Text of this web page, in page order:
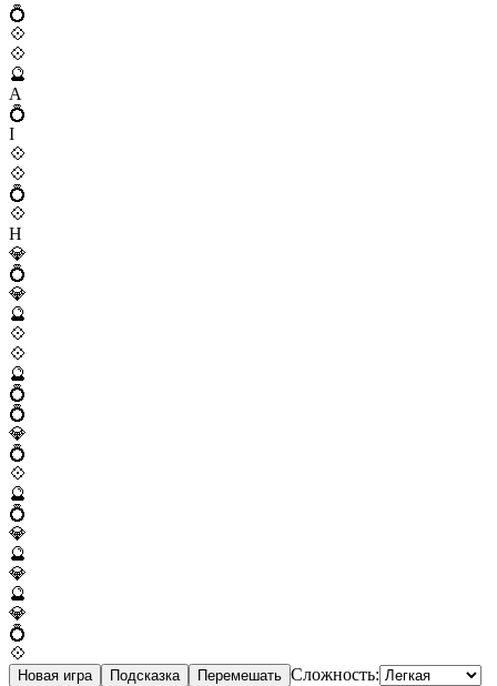
💍
💠
💠
🔮
A
💍
I
💠
💠
💍
💠
H
💎
💍
💎
🔮
💠
💠
🔮
💍
💍
💎
💍
💠
🔮
💍
💎
🔮
💎
🔮
💎
💍
💠
Новая игра Подсказка Перемешать Сложность: